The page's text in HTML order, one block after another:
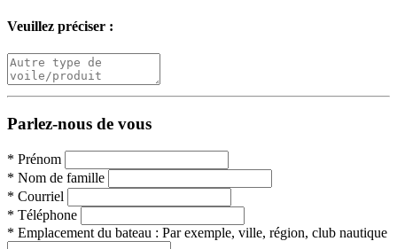
Veuillez préciser :
Parlez-nous de vous
* Prénom
* Nom de famille
* Courriel
* Téléphone
* Emplacement du bateau : Par exemple, ville, région, club nautique